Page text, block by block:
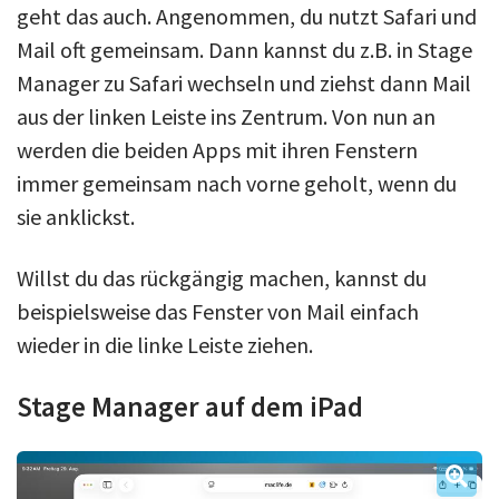
geht das auch. Angenommen, du nutzt Safari und
Mail oft gemeinsam. Dann kannst du z.B. in Stage
Manager zu Safari wechseln und ziehst dann Mail
aus der linken Leiste ins Zentrum. Von nun an
werden die beiden Apps mit ihren Fenstern
immer gemeinsam nach vorne geholt, wenn du
sie anklickst.
Willst du das rückgängig machen, kannst du
beispielsweise das Fenster von Mail einfach
wieder in die linke Leiste ziehen.
Stage Manager auf dem iPad